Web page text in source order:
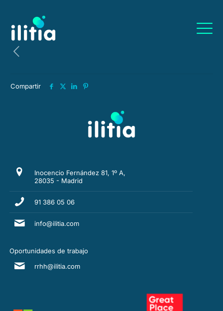
Compartir
Inocencio Fernández 81, 1º A,
28035 - Madrid
91 386 05 06
info@ilitia.com
Oportunidades de trabajo
rrhh@ilitia.com